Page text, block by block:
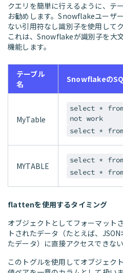
クエリを簡単に行えるように、テ
お勧めします。Snowflakeユーザ
ない引用符なし識別子を使用して
これは、Snowflakeが識別子を大
機能します。
テーブル
名
Snowflakeの
MyTable
select *
not work
select *
MYTABLE
select *
select * from
flattenを使用するタイミング
オブジェクトとしてフォーマット
トされたデータ（たとえば、
たデータ）に直接アクセスできな
このトグルを使用してオブジェク